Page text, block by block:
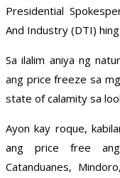
Presidential
And Industry (DTI)
Sa ilalim aniya ng
ang price freeze sa
state of calamity sa
Ayon kay roque,
ang price free ang
Catanduanes,